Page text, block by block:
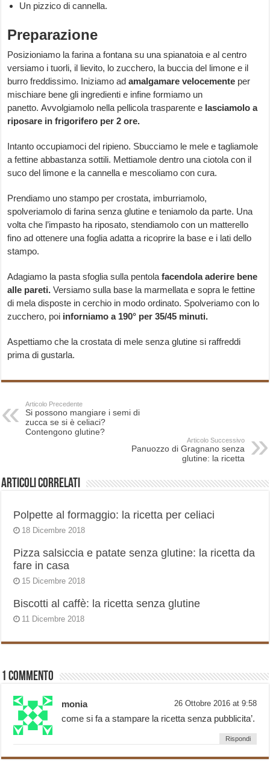
Un pizzico di cannella.
Preparazione
Posizioniamo la farina a fontana su una spianatoia e al centro
versiamo i tuorli, il lievito, lo zucchero, la buccia del limone e il
burro freddissimo. Iniziamo adamalgamare velocemente per
mischiare bene gli ingredienti e infine formiamo un
panetto. Avvolgiamolo nella pellicola trasparente e lasciamolo a
riposare in frigorifero per 2 ore.
Intanto occupiamoci del ripieno. Sbucciamo le mele e tagliamole
a fettine abbastanza sottili. Mettiamole dentro una ciotola con il
suco del limone e la cannella e mescoliamo con cura.
Prendiamo uno stampo per crostata, imburriamolo,
spolveriamolo di farina senza glutine e teniamolo da parte. Una
volta che l’impasto ha riposato, stendiamolo con un matterello
fino ad ottenere una foglia adatta a ricoprire la base e i lati dello
stampo.
Adagiamo la pasta sfoglia sulla pentolafacendola aderire bene
alle pareti.Versiamo sulla base la marmellata e sopra le fettine
di mela disposte in cerchio in modo ordinato. Spolveriamo con lo
zucchero, poi inforniamo a 190° per 35/45 minuti.
Aspettiamo che la crostata di mele senza glutine si raffreddi
prima di gustarla.
Articolo Precedente
Si possono mangiare i semi di
zucca se si è celiaci?
Contengono glutine?
Articolo Successivo
Panuozzo di Gragnano senza
glutine: la ricetta
Articoli correlati
Polpette al formaggio: la ricetta per celiaci
18 Dicembre 2018
Pizza salsiccia e patate senza glutine: la ricetta da
fare in casa
15 Dicembre 2018
Biscotti al caffè: la ricetta senza glutine
11 Dicembre 2018
1 Commento
monia 26 Ottobre 2016 at 9:58
come si fa a stampare la ricetta senza pubblicita’.
Rispondi